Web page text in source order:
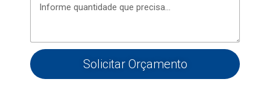
Solicitar Orçamento